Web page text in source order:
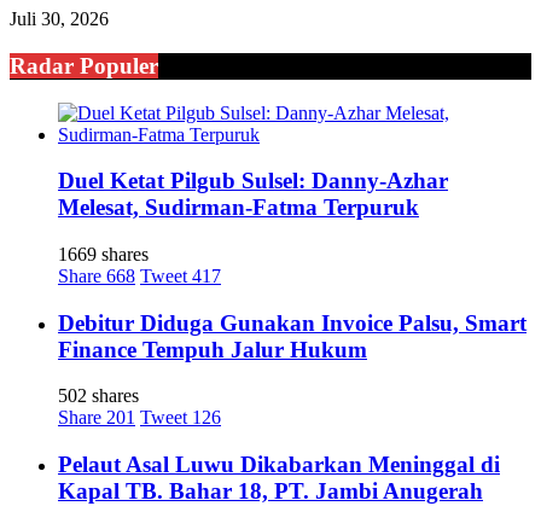
Juli 30, 2026
Radar Populer
Duel Ketat Pilgub Sulsel: Danny-Azhar
Melesat, Sudirman-Fatma Terpuruk
1669 shares
Share 668 Tweet 417
Debitur Diduga Gunakan Invoice Palsu, Smart
Finance Tempuh Jalur Hukum
502 shares
Share 201 Tweet 126
Pelaut Asal Luwu Dikabarkan Meninggal di
Kapal TB. Bahar 18, PT. Jambi Anugerah